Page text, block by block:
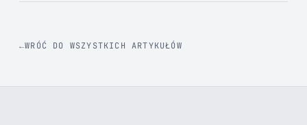
WRÓĆ DO WSZYSTKICH ARTYKUŁÓW